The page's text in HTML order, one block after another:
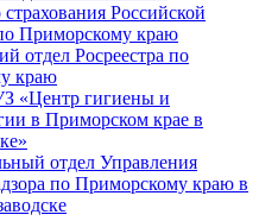
Российской
Приморскому краю
отдел Росреестра по
краю
«Центр гигиены и
в Приморском крае в
отдел Управления
по Приморскому краю в